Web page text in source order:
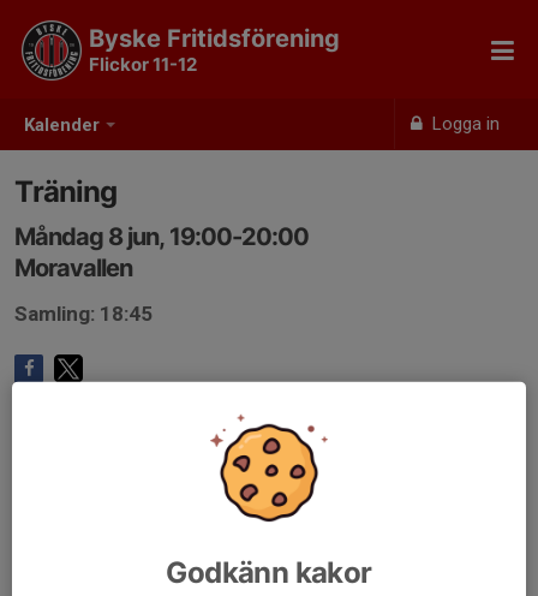
Kalender Logga in
Byske Fritidsförening
Flickor 11-12
Träning
Måndag 8 jun, 19:00-20:00
Moravallen
Samling: 18:45
Godkänn kakor